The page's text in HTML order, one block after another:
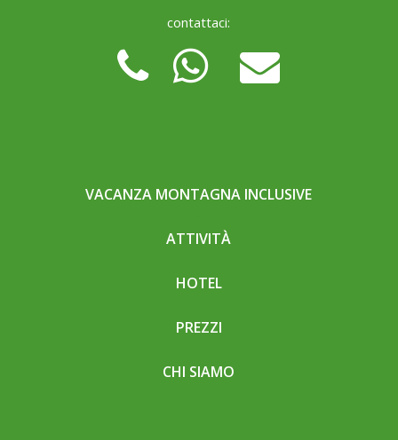
contattaci:
VACANZA MONTAGNA INCLUSIVE
ATTIVITÀ
HOTEL
PREZZI
CHI SIAMO